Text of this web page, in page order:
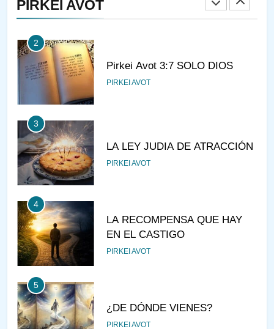
PIRKEI AVOT
AMOR, PAREJA Y MATRIMONIO
2
Pirkei Avot 3:7 SOLO DIOS
PIRKEI AVOT
3
LA LEY JUDIA DE ATRACCIÓN
PIRKEI AVOT
4
LA RECOMPENSA QUE HAY
EN EL CASTIGO
PIRKEI AVOT
5
¿DE DÓNDE VIENES?
PIRKEI AVOT